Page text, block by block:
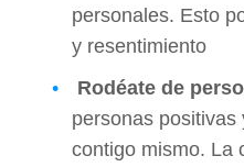
personales. Esto
y resentimiento
Rodéate de
personas positivas
contigo mismo. La